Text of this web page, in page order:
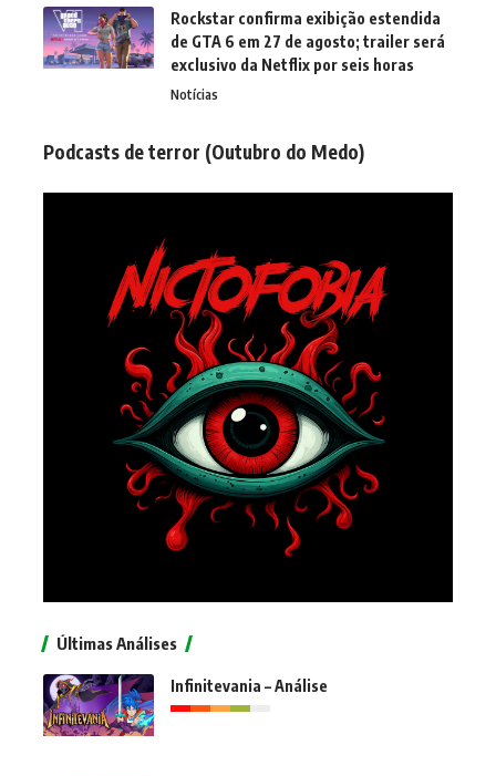
Rockstar confirma exibição estendida
de GTA 6 em 27 de agosto; trailer será
exclusivo da Netflix por seis horas
Notícias
Podcasts de terror (Outubro do Medo)
Últimas Análises
Infinitevania – Análise